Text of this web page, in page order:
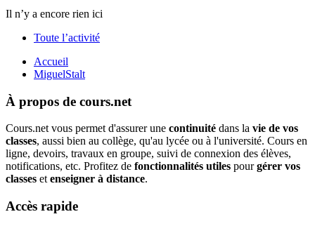
Il n’y a encore rien ici
Toute l’activité
Accueil
MiguelStalt
À propos de cours.net
Cours.net vous permet d'assurer une continuité dans la vie de vos
classes, aussi bien au collège, qu'au lycée ou à l'université. Cours en
ligne, devoirs, travaux en groupe, suivi de connexion des élèves,
notifications, etc. Profitez de fonctionnalités utiles pourgérer vos
classes etenseigner à distance.
Accès rapide